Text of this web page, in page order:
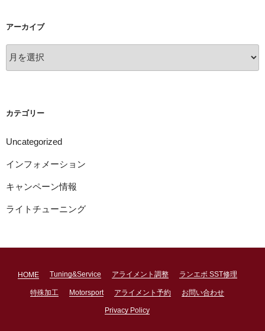
アーカイブ
ー
カテゴリー
Uncategorized
インフォメーション
キャンペーン情報
ライトチューニング
HOME Tuning&Service アライメント調整 ランエボ SST修理
特殊加工 Motorsport アライメント予約 お問い合わせ
Privacy Policy